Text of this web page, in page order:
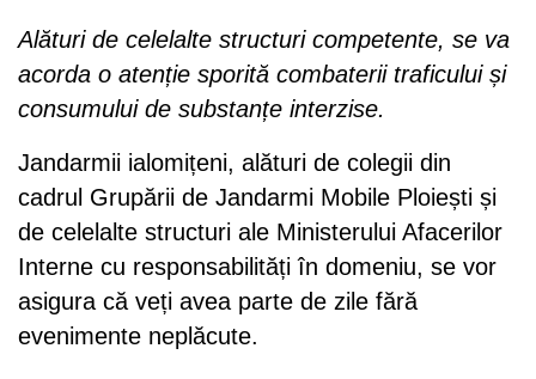
Alături de celelalte structuri competente, se va
acorda o atenție sporită combaterii traficului și
consumului de substanțe interzise.
Jandarmii ialomițeni, alături de colegii din
cadrul Grupării de Jandarmi Mobile Ploiești și
de celelalte structuri ale Ministerului Afacerilor
Interne cu responsabilități în domeniu, se vor
asigura că veți avea parte de zile fără
evenimente neplăcute.